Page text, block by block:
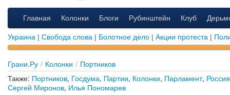
Главная Колонки Блоги Рубинштейн Клуб
Украина | Свобода слова | Болотное дело | Акции протеста |
Грани.Ру / Колонки / Портников
Также: Портников, Госдума, Партии, Колонки, Парламент, Россия
Сергей Миронов, Илья Пономарев